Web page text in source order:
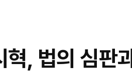
, 법의 심판